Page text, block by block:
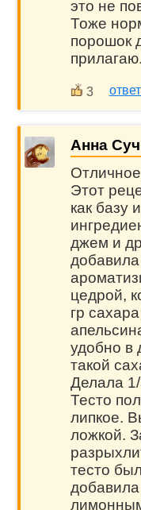
это не
Тоже
порошок
прилагаю.
3
Анна
Этот
как базу
джем и
цедрой,
гр
удобно в
такой
Делала 1/
Тесто
липкое.
ложкой.
тесто